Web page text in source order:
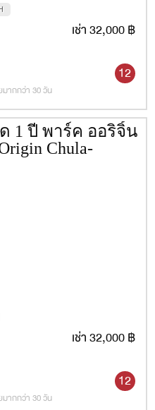
เช่า 32,000 ฿
12
ากกว่า 30 วัน
1 ปี พาร์ค ออริจิ้น
Chula-
เช่า 32,000 ฿
12
ากกว่า 30 วัน